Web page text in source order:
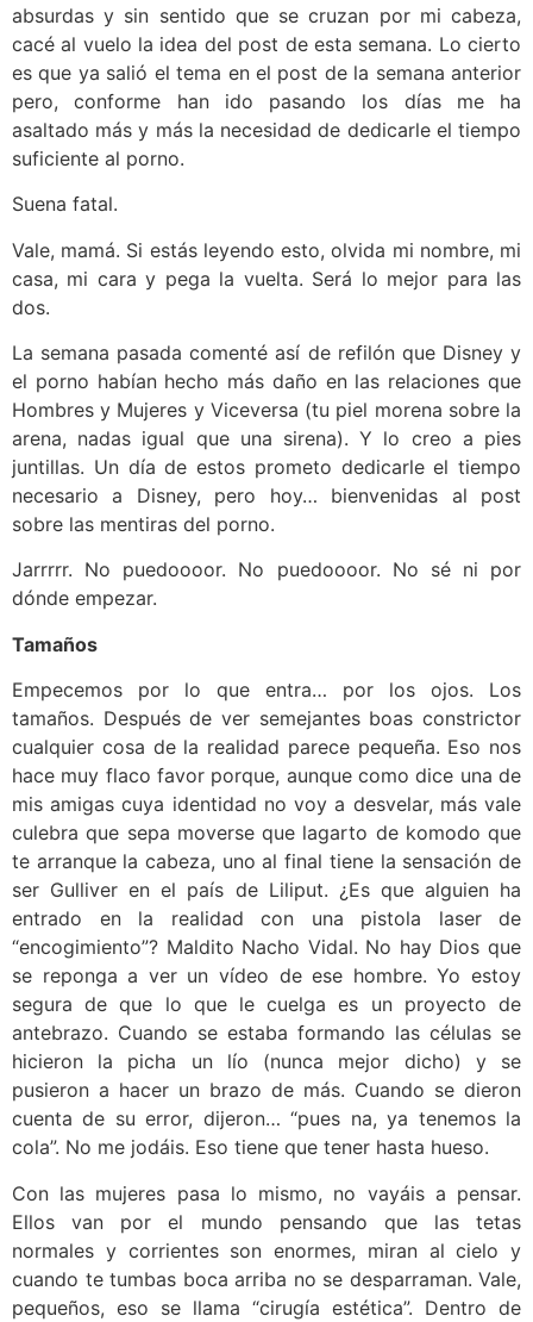
absurdas y sin sentido que se cruzan por mi cabeza,
cacé al vuelo la idea del post de esta semana. Lo cierto
es que ya salió el tema en el post de la semana anterior
pero, conforme han ido pasando los días me ha
asaltado más y más la necesidad de dedicarle el tiempo
suficiente al porno.
Suena fatal.
Vale, mamá. Si estás leyendo esto, olvida mi nombre, mi
casa, mi cara y pega la vuelta. Será lo mejor para las
dos.
La semana pasada comenté así de refilón que Disney y
el porno habían hecho más daño en las relaciones que
Hombres y Mujeres y Viceversa (tu piel morena sobre la
arena, nadas igual que una sirena). Y lo creo a pies
juntillas. Un día de estos prometo dedicarle el tiempo
necesario a Disney, pero hoy… bienvenidas al post
sobre las mentiras del porno.
Jarrrrr. No puedoooor. No puedoooor. No sé ni por
dónde empezar.
Tamaños
Empecemos por lo que entra… por los ojos. Los
tamaños. Después de ver semejantes boas constrictor
cualquier cosa de la realidad parece pequeña. Eso nos
hace muy flaco favor porque, aunque como dice una de
mis amigas cuya identidad no voy a desvelar, más vale
culebra que sepa moverse que lagarto de komodo que
te arranque la cabeza, uno al final tiene la sensación de
ser Gulliver en el país de Liliput. ¿Es que alguien ha
entrado en la realidad con una pistola laser de
“encogimiento”? Maldito Nacho Vidal. No hay Dios que
se reponga a ver un vídeo de ese hombre. Yo estoy
segura de que lo que le cuelga es un proyecto de
antebrazo. Cuando se estaba formando las células se
hicieron la picha un lío (nunca mejor dicho) y se
pusieron a hacer un brazo de más. Cuando se dieron
cuenta de su error, dijeron… “pues na, ya tenemos la
cola”. No me jodáis. Eso tiene que tener hasta hueso.
Con las mujeres pasa lo mismo, no vayáis a pensar.
Ellos van por el mundo pensando que las tetas
normales y corrientes son enormes, miran al cielo y
cuando te tumbas boca arriba no se desparraman. Vale,
pequeños, eso se llama “cirugía estética”. Dentro de